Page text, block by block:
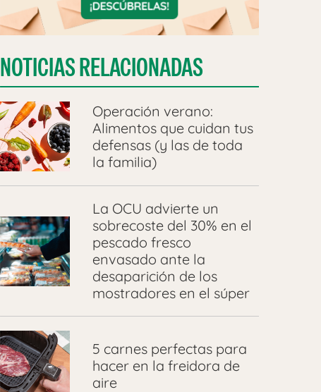
NOTICIAS RELACIONADAS
Operación verano:
Alimentos que cuidan tus
defensas (y las de toda
la familia)
La OCU advierte un
sobrecoste del 30% en el
pescado fresco
envasado ante la
desaparición de los
mostradores en el súper
5 carnes perfectas para
hacer en la freidora de
aire